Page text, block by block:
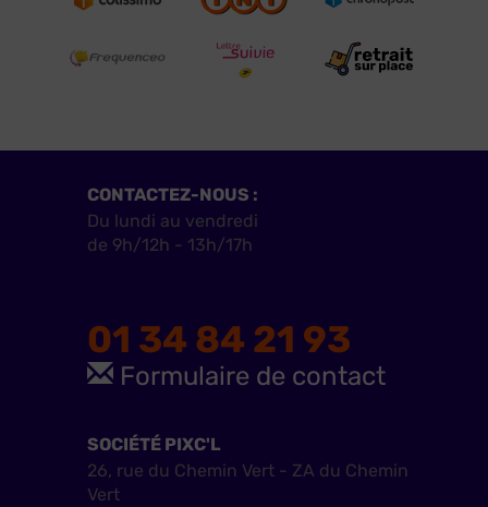
CONTACTEZ-NOUS :
Du lundi au vendredi
de 9h/12h - 13h/17h
01 34 84 21 93
Formulaire de contact
SOCIÉTÉ PIXC'L
26, rue du Chemin Vert - ZA du Chemin
Vert